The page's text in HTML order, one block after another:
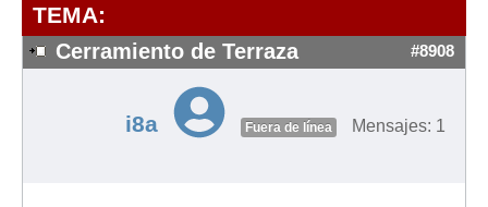
Requerimientos y comunicaciones
Formularios sobre Propiedad Horizontal
Modelos de Convocatoria de Junta de Propietarios
Modelos de Acta de Junta de Propietarios
TEMA:
Cerramiento de Terraza #8908
i8a Fuera de línea Mensajes: 1